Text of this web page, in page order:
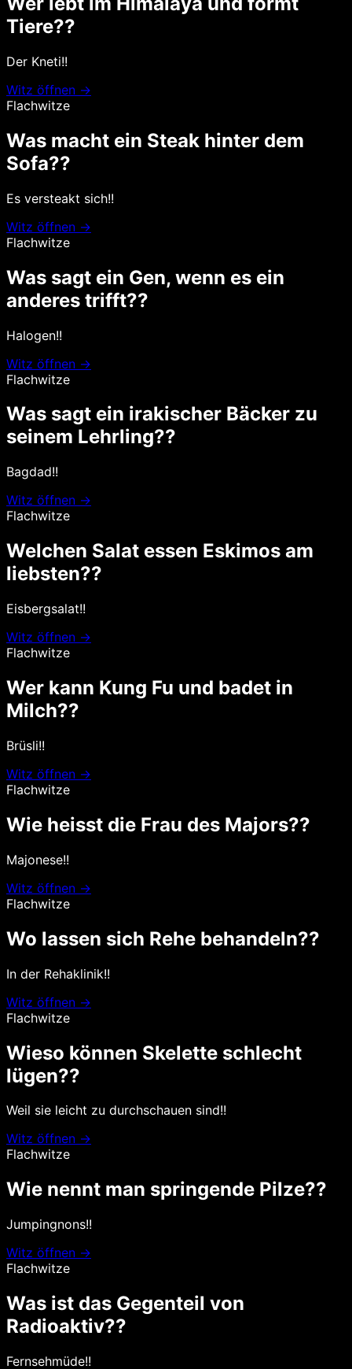
Tiere??
Der Kneti!!
Witz öffnen →
Flachwitze
Was macht ein Steak hinter dem
Sofa??
Es versteakt sich!!
Witz öffnen →
Flachwitze
Was sagt ein Gen, wenn es ein
anderes trifft??
Halogen!!
Witz öffnen →
Flachwitze
Was sagt ein irakischer Bäcker zu
seinem Lehrling??
Bagdad!!
Witz öffnen →
Flachwitze
Welchen Salat essen Eskimos am
liebsten??
Eisbergsalat!!
Witz öffnen →
Flachwitze
Wer kann Kung Fu und badet in
Milch??
Brüsli!!
Witz öffnen →
Flachwitze
Wie heisst die Frau des Majors??
Majonese!!
Witz öffnen →
Flachwitze
Wo lassen sich Rehe behandeln??
In der Rehaklinik!!
Witz öffnen →
Flachwitze
Wieso können Skelette schlecht
lügen??
Weil sie leicht zu durchschauen sind!!
Witz öffnen →
Flachwitze
Wie nennt man springende Pilze??
Jumpingnons!!
Witz öffnen →
Flachwitze
Was ist das Gegenteil von
Radioaktiv??
Fernsehmüde!!